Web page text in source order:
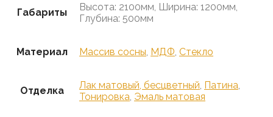
Габариты
Высота: 2100мм, Ширина: 1200мм,
Глубина: 500мм
Материал Массив сосны МДФ Стекло
Отделка Лак матовый, бесцветный Патина
Тонировка Эмаль матовая